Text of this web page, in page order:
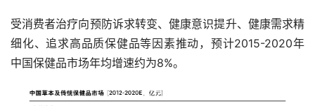
受消费者治疗向预防诉求转变、健康意识提升、健康需求精
细化、追求高品质保健品等因素推动，预计2015-2020年
中国保健品市场年均增速约为8%。